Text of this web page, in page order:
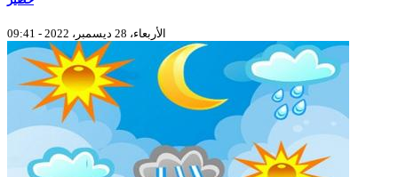
الأربعاء، 28 ديسمبر، 2022 - 09:41